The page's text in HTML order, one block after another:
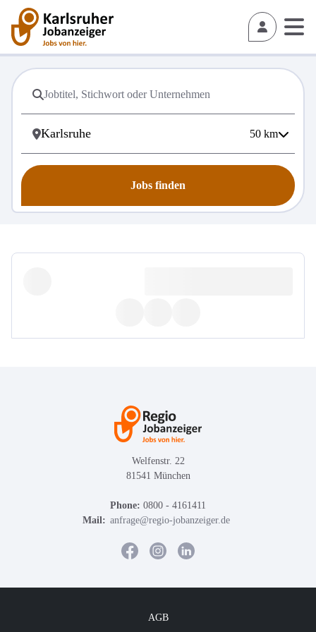
50 km
Jobs finden
Welfenstr. 22
81541 München
Phone: 0800 - 4161411
Mail: anfrage@regio-jobanzeiger.de
AGB